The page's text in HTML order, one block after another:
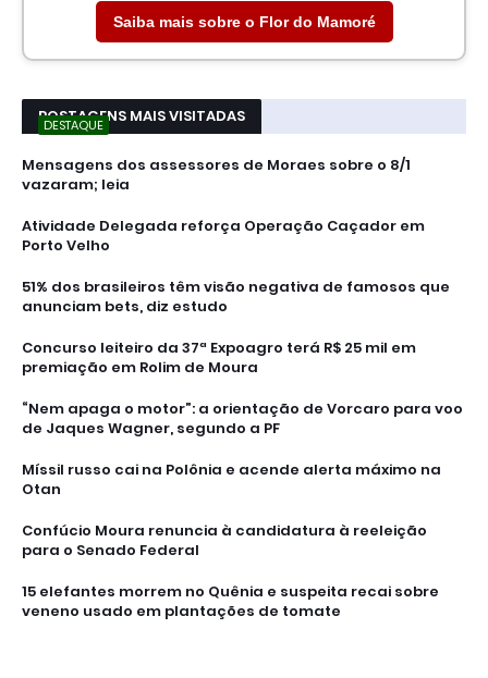
Saiba mais sobre o Flor do Mamoré
POSTAGENS MAIS VISITADAS
DESTAQUE
Mensagens dos assessores de Moraes sobre o 8/1
vazaram; leia
Atividade Delegada reforça Operação Caçador em
Porto Velho
51% dos brasileiros têm visão negativa de famosos que
anunciam bets, diz estudo
Concurso leiteiro da 37ª Expoagro terá R$ 25 mil em
premiação em Rolim de Moura
“Nem apaga o motor”: a orientação de Vorcaro para voo
de Jaques Wagner, segundo a PF
Míssil russo cai na Polônia e acende alerta máximo na
Otan
Confúcio Moura renuncia à candidatura à reeleição
para o Senado Federal
15 elefantes morrem no Quênia e suspeita recai sobre
veneno usado em plantações de tomate